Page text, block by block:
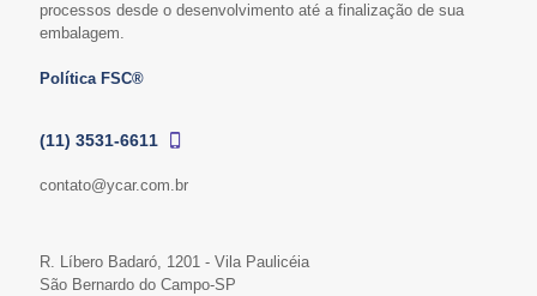
processos desde o desenvolvimento até a finalização de sua
embalagem.
Política FSC®
(11) 3531-6611
contato@ycar.com.br
R. Líbero Badaró, 1201 - Vila Paulicéia
São Bernardo do Campo-SP